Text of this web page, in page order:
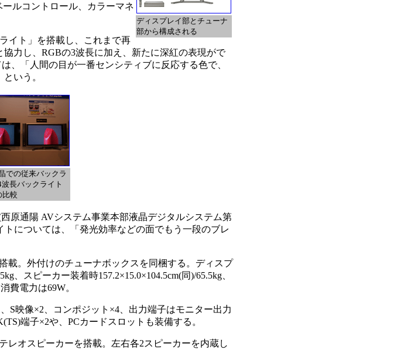
ディスプレイ部とチューナ
部から構成される
ルコントロール、カラーマネ
イト」を搭載し、これまで再
力し、RGBの3波長に加え、新たに深紅の表現がで
、「人間の目が一番センシティブに反応する色で、
いう。
での従来バックラ
長バックライト
比較
原通陽 AVシステム事業本部液晶デジタルシステム第
については、「発光効率などの面でもう一段のブレ
載。外付けのチューナボックスを同梱する。ディスプ
、スピーカー装着時157.2×15.0×104.5cm(同)/65.5kg、
費電力は69W。
映像×2、コンポジット×4、出力端子はモニター出力
端子×2や、PCカードスロットも装備する。
オスピーカーを搭載。左右各2スピーカーを内蔵し